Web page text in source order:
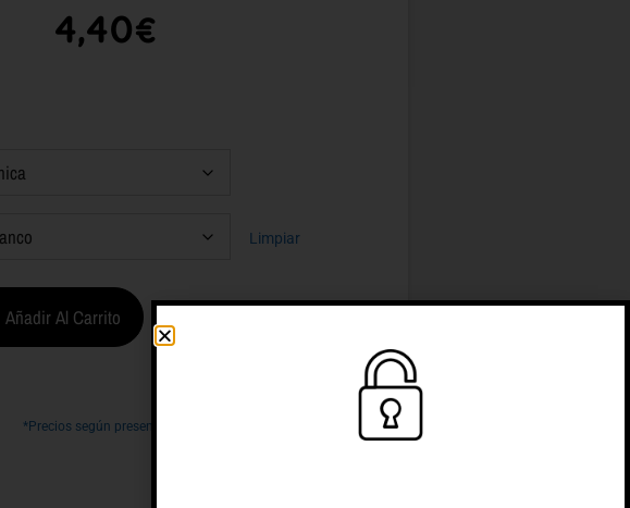
4,40€
Limpiar
Añadir Al Carrito
*Precios según presentación